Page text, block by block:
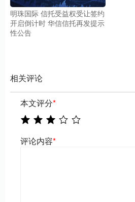
明珠国际 信托受益权受让签约
开启倒计时 华信信托再发提示
性公告
相关评论
本文评分*
评论内容*